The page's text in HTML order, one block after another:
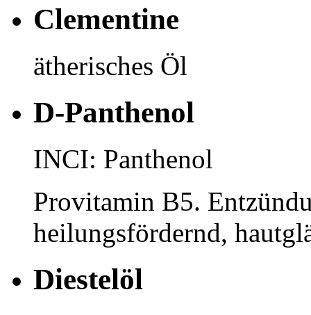
Clementine
ätherisches Öl
D-Panthenol
INCI: Panthenol
Provitamin B5.
heilungsfördernd,
Diestelöl